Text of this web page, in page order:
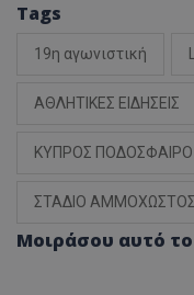
Tags
19η αγωνιστική
ΑΘΛΗΤΙΚΕΣ ΕΙΔΗΣΕΙΣ
ΚΥΠΡΟΣ ΠΟΔΟΣΦΑΙΡΟ
ΣΤΑΔΙΟ ΑΜΜΟΧΩΣΤΟΣ
Μοιράσου αυτό